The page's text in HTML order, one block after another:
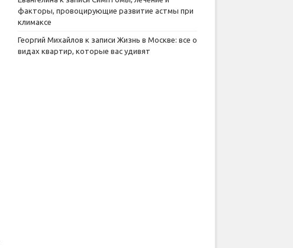
факторы, провоцирующие развитие астмы при
климаксе
Георгий Михайлов к записи Жизнь в Москве: все о
видах квартир, которые вас удивят